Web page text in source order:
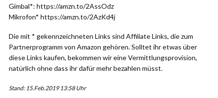
Gimbal*: https://amzn.to/2AssOdz
Mikrofon* https://amzn.to/2AzKd4j
Die mit * gekennzeichneten Links sind Affiliate Links, die zum
Partnerprogramm von Amazon gehören. Solltet ihr etwas über
diese Links kaufen, bekommen wir eine Vermittlungsprovision,
natürlich ohne dass ihr dafür mehr bezahlen müsst.
Stand: 15.Feb.2019 13:58 Uhr